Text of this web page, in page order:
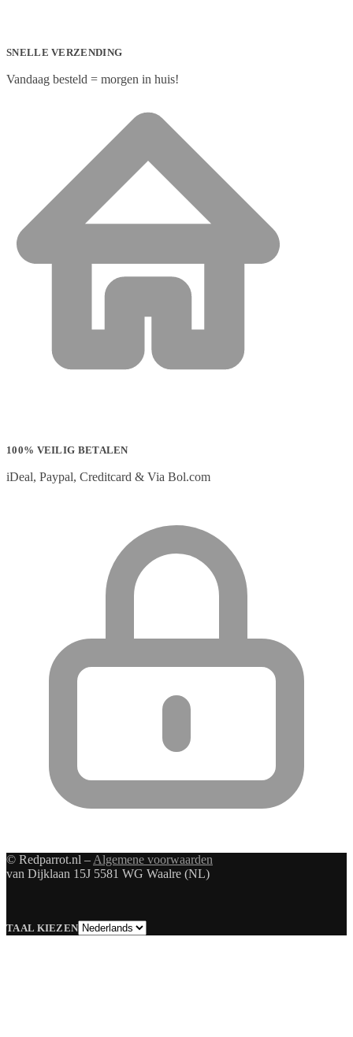
SNELLE VERZENDING
Vandaag besteld = morgen in huis!
100% VEILIG BETALEN
iDeal, Paypal, Creditcard & Via Bol.com
© Redparrot.nl – Algemene voorwaarden
van Dijklaan 15J 5581 WG Waalre (NL)
TAAL KIEZENTaal